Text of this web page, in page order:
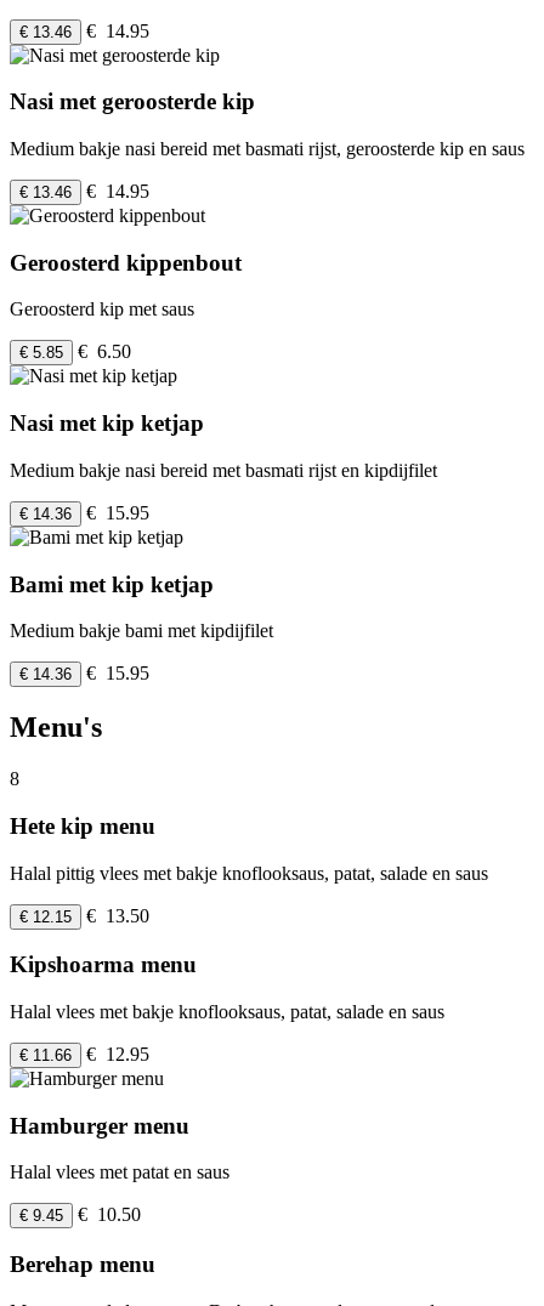
€ 13.46 € 14.95
Nasi met geroosterde kip
Medium bakje nasi bereid met basmati rijst, geroosterde kip en saus
€ 13.46 € 14.95
Geroosterd kippenbout
Geroosterd kip met saus
€ 5.85 € 6.50
Nasi met kip ketjap
Medium bakje nasi bereid met basmati rijst en kipdijfilet
€ 14.36 € 15.95
Bami met kip ketjap
Medium bakje bami met kipdijfilet
€ 14.36 € 15.95
Menu's
8
Hete kip menu
Halal pittig vlees met bakje knoflooksaus, patat, salade en saus
€ 12.15 € 13.50
Kipshoarma menu
Halal vlees met bakje knoflooksaus, patat, salade en saus
€ 11.66 € 12.95
Hamburger menu
Halal vlees met patat en saus
€ 9.45 € 10.50
Berehap menu